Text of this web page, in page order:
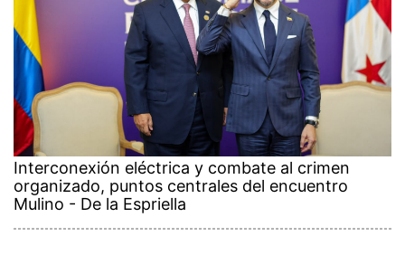
Interconexión eléctrica y combate al crimen
organizado, puntos centrales del encuentro
Mulino - De la Espriella